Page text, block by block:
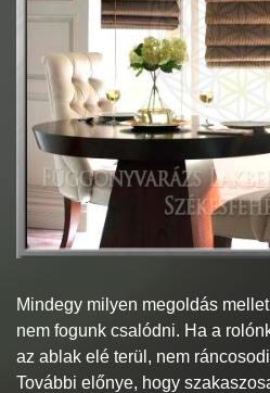
Mindegy milyen megoldás
nem fogunk csalódni. Ha a
az ablak elé terül, nem
További előnye, hogy